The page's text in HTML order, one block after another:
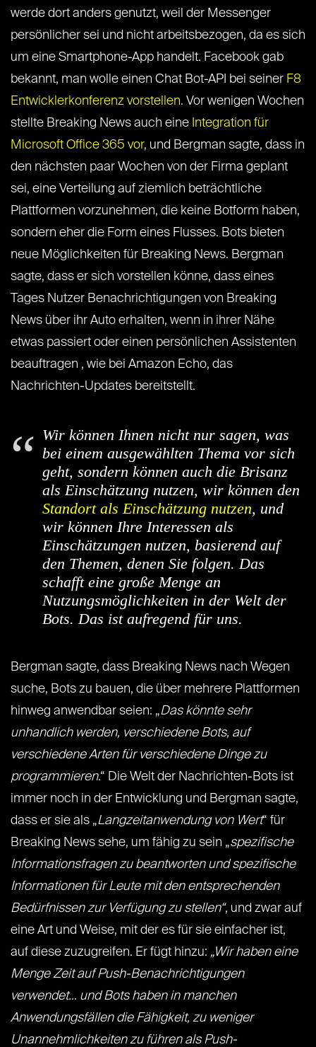
werde dort anders genutzt, weil der Messenger
persönlicher sei und nicht arbeitsbezogen, da es sich
um eine Smartphone-App handelt. Facebook gab
bekannt, man wolle einen Chat Bot-API bei seiner F8
Entwicklerkonferenz vorstellen. Vor wenigen Wochen
stellte Breaking News auch eine Integration für
Microsoft Office 365 vor, und Bergman sagte, dass in
den nächsten paar Wochen von der Firma geplant
sei, eine Verteilung auf ziemlich beträchtliche
Plattformen vorzunehmen, die keine Botform haben,
sondern eher die Form eines Flusses. Bots bieten
neue Möglichkeiten für Breaking News. Bergman
sagte, dass er sich vorstellen könne, dass eines
Tages Nutzer Benachrichtigungen von Breaking
News über ihr Auto erhalten, wenn in ihrer Nähe
etwas passiert oder einen persönlichen Assistenten
beauftragen , wie bei Amazon Echo, das
Nachrichten-Updates bereitstellt.
Wir können Ihnen nicht nur sagen, was
bei einem ausgewählten Thema vor sich
geht, sondern können auch die Brisanz
als Einschätzung nutzen, wir können den
Standort als Einschätzung nutzen, und
wir können Ihre Interessen als
Einschätzungen nutzen, basierend auf
den Themen, denen Sie folgen. Das
schafft eine große Menge an
Nutzungsmöglichkeiten in der Welt der
Bots. Das ist aufregend für uns.
Bergman sagte, dass Breaking News nach Wegen
suche, Bots zu bauen, die über mehrere Plattformen
hinweg anwendbar seien: „Das könnte sehr
unhandlich werden, verschiedene Bots, auf
verschiedene Arten für verschiedene Dinge zu
programmieren.“ Die Welt der Nachrichten-Bots ist
immer noch in der Entwicklung und Bergman sagte,
dass er sie als „Langzeitanwendung von Wert“ für
Breaking News sehe, um fähig zu sein „spezifische
Informationsfragen zu beantworten und spezifische
Informationen für Leute mit den entsprechenden
Bedürfnissen zur Verfügung zu stellen“, und zwar auf
eine Art und Weise, mit der es für sie einfacher ist,
auf diese zuzugreifen. Er fügt hinzu: „Wir haben eine
Menge Zeit auf Push-Benachrichtigungen
verwendet… und Bots haben in manchen
Anwendungsfällen die Fähigkeit, zu weniger
Unannehmlichkeiten zu führen als Push-